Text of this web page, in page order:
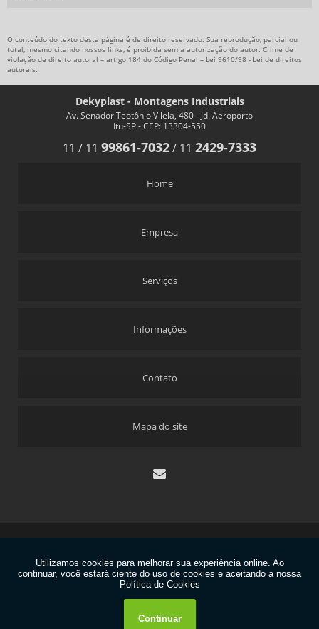
contato@dekyplast.com.br
O conteúdo do texto desta página é de direito reservado. Sua reprodução, parcial ou
total, mesmo citando nossos links, é proibida sem a autorização do autor. Crime de
violação de direito autoral – artigo 184 do Código Penal – Lei 9610/98 - Lei de direitos
autorais.
Dekyplast - Montagens Industriais
Av. Senador Teotônio Vilela, 480 - Jd. Aeroporto
Itu-SP - CEP: 13304-550
11 / 11 99861-7032/ 11 2429-7333
Home
Empresa
Serviços
Informações
Contato
Mapa do site
W3C
W3C